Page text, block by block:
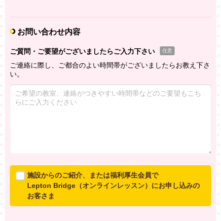
お問い合わせ内容
ご質問・ご要望がございましたらご入力下さい 任意
ご連絡に際し、ご都合のよい時間帯がございましたらお教え下さ
い。
施設からのご紹介、または福利厚生会員で
Lepton Bridge（オンラインレッスン）にお申し込みの
お客さま